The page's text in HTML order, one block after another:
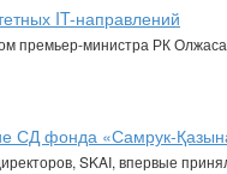
IT-направлений
премьер-министра РК
СД фонда «Самрук-
SKAI, впервые